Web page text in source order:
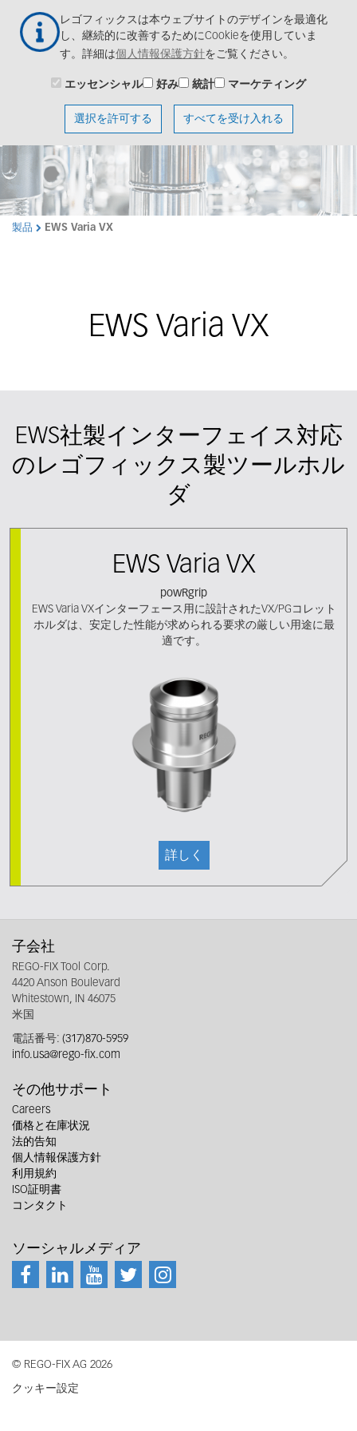
レゴフィックスは本ウェブサイトのデザインを最適化
し、継続的に改善するためにCookieを使用していま
す。詳細は個人情報保護方針をご覧ください。
エッセンシャル 好み 統計 マーケティング
選択を許可する すべてを受け入れる
移
動
製品 EWS Varia VX
EWS Varia VX
EWS社製インターフェイス対応
のレゴフィックス製ツールホル
ダ
EWS Varia VX
powRgrip
EWS Varia VXインターフェース用に設計されたVX/PGコレット
ホルダは、安定した性能が求められる要求の厳しい用途に最
適です。
詳しく
子会社
REGO-FIX Tool Corp.
4420 Anson Boulevard
Whitestown, IN 46075
米国
電話番号: (317)870-5959
info.usa@rego-fix.com
その他サポート
Careers
価格と在庫状況
法的告知
個人情報保護方針
利用規約
ISO証明書
コンタクト
ソーシャルメディア
© REGO-FIX AG 2026
クッキー設定